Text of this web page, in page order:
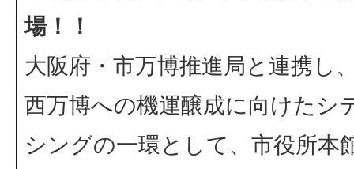
場！！
大阪府・市万博推進局と連携し
西万博への機運醸成に向けたシ
シングの一環として、市役所本